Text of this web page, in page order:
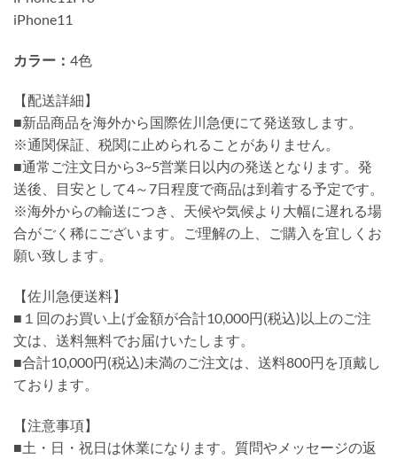
iPhone11
カラー： 4色
【配送詳細】
■新品商品を海外から国際佐川急便にて発送致します。
※通関保証、税関に止められることがありません。
■通常ご注文日から3~5営業日以内の発送となります。発
送後、目安として4～7日程度で商品は到着する予定です。
※海外からの輸送につき、天候や気候より大幅に遅れる場
合がごく稀にございます。ご理解の上、ご購入を宜しくお
願い致します。
【佐川急便送料】
■１回のお買い上げ金額が合計10,000円(税込)以上のご注
文は、送料無料でお届けいたします。
■合計10,000円(税込)未満のご注文は、送料800円を頂戴し
ております。
【注意事項】
■土・日・祝日は休業になります。質問やメッセージの返